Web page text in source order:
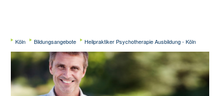
Köln Bildungsangebote Heilpraktiker Psychotherapie Ausbildung - Köln